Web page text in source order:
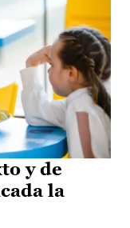
y de
la